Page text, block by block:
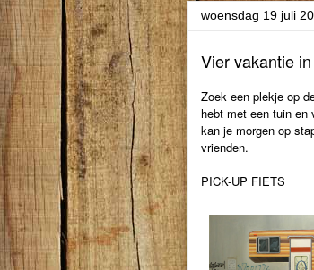
woensdag 19 juli
Vier vakantie
Zoek een plekje op
hebt met een tuin en
kan je morgen op
vrienden.
PICK-UP FIETS